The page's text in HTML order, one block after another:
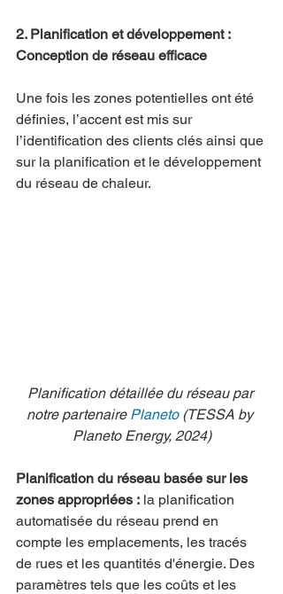
2. Planification et développement :
Conception de réseau efficace
Une fois les zones potentielles ont été
définies, l’accent est mis sur
l’identification des clients clés ainsi que
sur la planification et le développement
du réseau de chaleur.
Planification détaillée du réseau par
notre partenaire Planeto (TESSA by
Planeto Energy, 2024)
Planification du réseau basée sur les
zones appropriées : la planification
automatisée du réseau prend en
compte les emplacements, les tracés
de rues et les quantités d'énergie. Des
paramètres tels que les coûts et les